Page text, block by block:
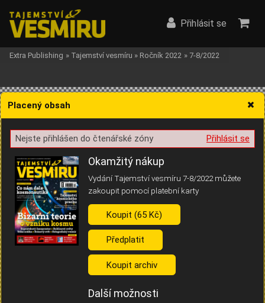
Žádost o souhlas s ukládáním volitelných informací
Pro základní fungování webu nepotřebujeme ukládat žádné informace
(tzv. cookies apod.). Rádi bychom vás ale požádali o souhlas s
uložením volitelných informací:
Anonymní unikátní ID
Díky němu příště poznáme, že se jedná o stejné zařízení, a
Identifikátor je zcela anonymní.
Přihlásit se
Extra Publishing » Tajemství vesmíru » Ročník 2022 » 7-8/2022
Placený obsah
Přihlásit se
Nejste přihlášen do čtenářské zóny
Okamžitý nákup
Vydání Tajemství vesmíru 7-8/2022 můžete
zakoupit pomocí platební karty
Koupit (65 Kč)
Předplatit
Koupit archiv
Další možnosti